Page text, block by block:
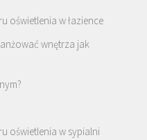
oświetlenia w łazience
wnętrza jak
oświetlenia w sypialni